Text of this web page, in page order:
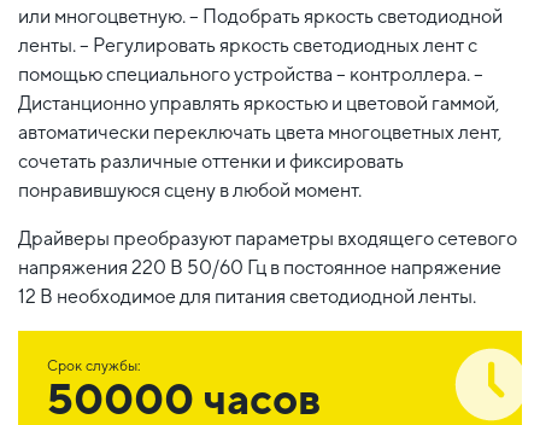
или многоцветную. – Подобрать яркость светодиодной
ленты. – Регулировать яркость светодиодных лент с
помощью специального устройства – контроллера. –
Дистанционно управлять яркостью и цветовой гаммой,
автоматически переключать цвета многоцветных лент,
сочетать различные оттенки и фиксировать
понравившуюся сцену в любой момент.
Драйверы преобразуют параметры входящего сетевого
напряжения 220 В 50/60 Гц в постоянное напряжение
12 В необходимое для питания светодиодной ленты.
Срок службы:
50000 часов